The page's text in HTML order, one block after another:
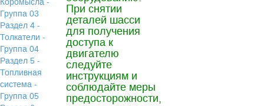
Группа 03
Раздел 4 -
Толкатели -
Группа 04
Раздел 5 -
Топливная
система -
Группа 05
При снятии
деталей шасси
для получения
доступа к
двигателю
следуйте
инструкциям и
соблюдайте меры
предосторожности,